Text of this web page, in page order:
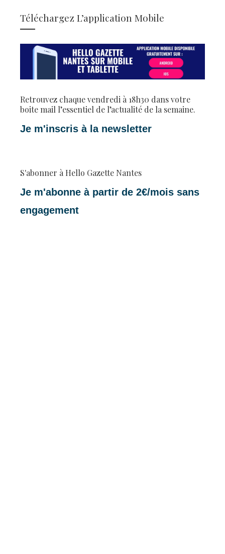
Téléchargez L’application Mobile
Retrouvez chaque vendredi à 18h30 dans votre
boite mail l’essentiel de l’actualité de la semaine.
Je m'inscris à la newsletter
S'abonner à Hello Gazette Nantes
Je m'abonne à partir de 2€/mois sans
engagement